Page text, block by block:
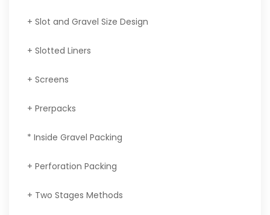
+ Slot and Gravel Size Design
+ Slotted Liners
+ Screens
+ Prerpacks
* Inside Gravel Packing
+ Perforation Packing
+ Two Stages Methods